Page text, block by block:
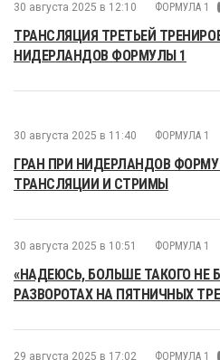
30 августа 2025 в 12:10 ФОРМУЛА 1
ТРАНСЛЯЦИЯ ТРЕТЬЕЙ
НИДЕРЛАНДОВ ФОРМУЛЫ 1
30 августа 2025 в 11:40 ФОРМУЛА 1
ГРАН ПРИ НИДЕРЛАНДОВ
ТРАНСЛЯЦИИ И СТРИМЫ
30 августа 2025 в 10:51 ФОРМУЛА 1
«НАДЕЮСЬ, БОЛЬШЕ ТАКОГО НЕ
РАЗВОРОТАХ НА ПЯТНИЧНЫХ
29 августа 2025 в 17:02 ФОРМУЛА 1